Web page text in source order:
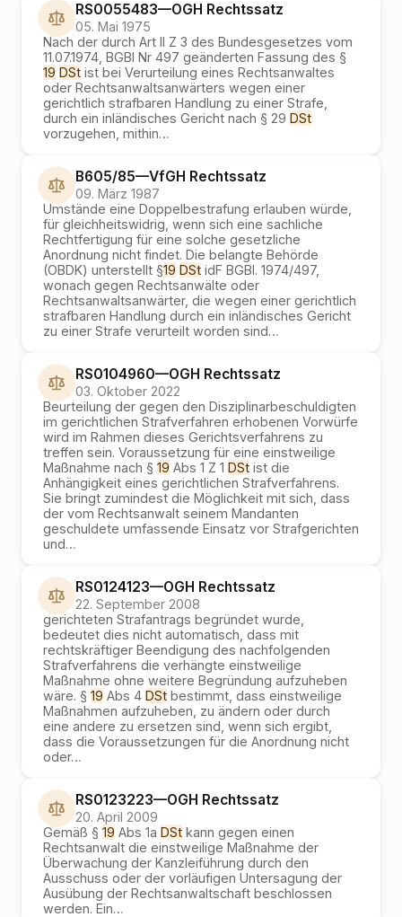
RS0055483—OGH Rechtssatz
05. Mai 1975
Nach der durch Art II Z 3 des Bundesgesetzes vom
11.07.1974, BGBl Nr 497 geänderten Fassung des §
19 DSt ist bei Verurteilung eines Rechtsanwaltes
oder Rechtsanwaltsanwärters wegen einer
gerichtlich strafbaren Handlung zu einer Strafe,
durch ein inländisches Gericht nach § 29 DSt
vorzugehen, mithin…
B605/85—VfGH Rechtssatz
09. März 1987
Umstände eine Doppelbestrafung erlauben würde,
für gleichheitswidrig, wenn sich eine sachliche
Rechtfertigung für eine solche gesetzliche
Anordnung nicht findet. Die belangte Behörde
(OBDK) unterstellt §19 DSt idF BGBl. 1974/497,
wonach gegen Rechtsanwälte oder
Rechtsanwaltsanwärter, die wegen einer gerichtlich
strafbaren Handlung durch ein inländisches Gericht
zu einer Strafe verurteilt worden sind…
RS0104960—OGH Rechtssatz
03. Oktober 2022
Beurteilung der gegen den Disziplinarbeschuldigten
im gerichtlichen Strafverfahren erhobenen Vorwürfe
wird im Rahmen dieses Gerichtsverfahrens zu
treffen sein. Voraussetzung für eine einstweilige
Maßnahme nach § 19 Abs 1 Z 1 DSt ist die
Anhängigkeit eines gerichtlichen Strafverfahrens.
Sie bringt zumindest die Möglichkeit mit sich, dass
der vom Rechtsanwalt seinem Mandanten
geschuldete umfassende Einsatz vor Strafgerichten
und…
RS0124123—OGH Rechtssatz
22. September 2008
gerichteten Strafantrags begründet wurde,
bedeutet dies nicht automatisch, dass mit
rechtskräftiger Beendigung des nachfolgenden
Strafverfahrens die verhängte einstweilige
Maßnahme ohne weitere Begründung aufzuheben
wäre. § 19 Abs 4 DSt bestimmt, dass einstweilige
Maßnahmen aufzuheben, zu ändern oder durch
eine andere zu ersetzen sind, wenn sich ergibt,
dass die Voraussetzungen für die Anordnung nicht
oder…
RS0123223—OGH Rechtssatz
20. April 2009
Gemäß § 19 Abs 1a DSt kann gegen einen
Rechtsanwalt die einstweilige Maßnahme der
Überwachung der Kanzleiführung durch den
Ausschuss oder der vorläufigen Untersagung der
Ausübung der Rechtsanwaltschaft beschlossen
werden. Ein…